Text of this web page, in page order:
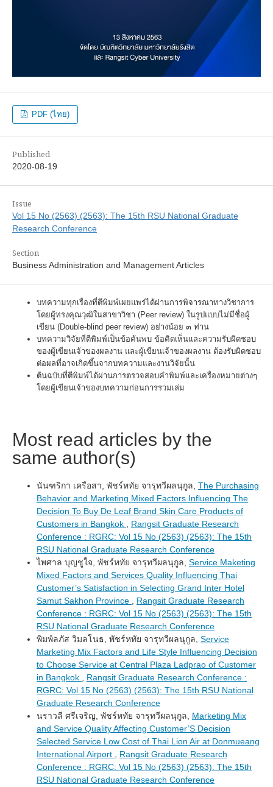
PDF (ไทย)
Published
2020-08-19
Issue
Vol 15 No (2563) (2563): The 15th RSU National Graduate
Research Conference
Section
Business Administration and Management Articles
บทความทุกเรื่องที่ตีพิมพ์เผยแพร่ได้ผ่านการพิจารณาทางวิชาการ
โดยผู้ทรงคุณวุฒิในสาขาวิชา (Peer review) ในรูปแบบไม่มีชื่อผู้
เขียน (Double-blind peer review) อย่างน้อย ๓ ท่าน
บทความวิจัยที่ตีพิมพ์เป็นข้อค้นพบ ข้อคิดเห็นและความรับผิดชอบ
ของผู้เขียนเจ้าของผลงาน และผู้เขียนเจ้าของผลงาน ต้องรับผิดชอบ
ต่อผลที่อาจเกิดขึ้นจากบทความและงานวิจัยนั้น
ต้นฉบับที่ตีพิมพ์ได้ผ่านการตรวจสอบคำพิมพ์และเครื่องหมายต่างๆ
โดยผู้เขียนเจ้าของบทความก่อนการรวมเล่ม
Most read articles by the
same author(s)
นันฑริกา เครือสา, พัชร์หทัย จารุทวีผลนุกูล, The Purchasing
Behavior and Marketing Mixed Factors Influencing The
Decision To Buy De Leaf Brand Skin Care Products of
Customers in Bangkok
Rangsit Graduate Research
Conference : RGRC: Vol 15 No (2563) (2563): The 15th
RSU National Graduate Research Conference
ไพศาล บุญชูใจ, พัชร์หทัย จารุทวีผลนุกูล, Service Maketing
Mixed Factors and Services Quality Influencing Thai
Customer’s Satisfaction in Selecting Grand Inter Hotel
Samut Sakhon Province
Rangsit Graduate Research
Conference : RGRC: Vol 15 No (2563) (2563): The 15th
RSU National Graduate Research Conference
พิมพ์ลภัส วิมลโนธ, พัชร์หทัย จารุทวีผลนุกูล, Service
Marketing Mix Factors and Life Style Influencing Decision
to Choose Service at Central Plaza Ladprao of Customer
in Bangkok
Rangsit Graduate Research Conference :
RGRC: Vol 15 No (2563) (2563): The 15th RSU National
Graduate Research Conference
นราวลี ศรีเจริญ, พัชร์หทัย จารุทวีผลนุกูล, Marketing Mix
and Service Quality Affecting Customer’S Decision
Selected Service Low Cost of Thai Lion Air at Donmueang
International Airport
Rangsit Graduate Research
Conference : RGRC: Vol 15 No (2563) (2563): The 15th
RSU National Graduate Research Conference